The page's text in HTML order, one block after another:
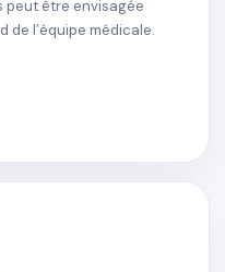
peut être envisagée
de l’équipe médicale.